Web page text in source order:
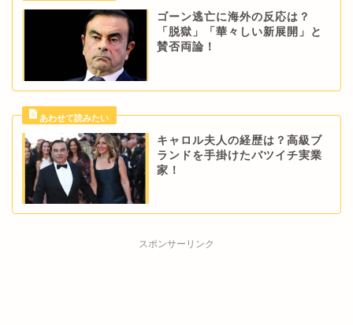
ゴーン逃亡に海外の反応は？
「脱獄」「華々しい新展開」と
賛否両論！
キャロル夫人の経歴は？高級ブ
ランドを手掛けたバツイチ実業
家！
スポンサーリンク